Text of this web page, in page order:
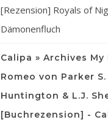
[Rezension] Royals of
Dämonenfluch
Calipa » Archives My
Romeo von Parker S.
Huntington & L.J.
[Buchrezension] -